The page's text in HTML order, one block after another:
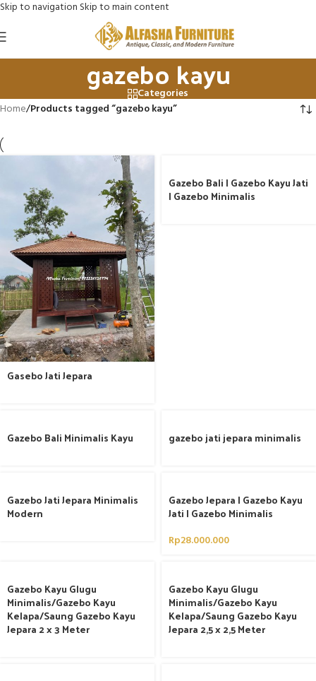
Skip to navigation Skip to main content
gazebo kayu
Categories
Home/Products tagged “gazebo kayu”
Gasebo Jati Jepara
Gazebo Bali | Gazebo Kayu Jati
| Gazebo Minimalis
Gazebo Bali Minimalis Kayu gazebo jati jepara minimalis
Gazebo Jati Jepara Minimalis
Modern
Gazebo Jepara | Gazebo Kayu
Jati | Gazebo Minimalis
Rp28.000.000
Gazebo Kayu Glugu
Minimalis/Gazebo Kayu
Kelapa/Saung Gazebo Kayu
Jepara 2 x 3 Meter
Gazebo Kayu Glugu
Minimalis/Gazebo Kayu
Kelapa/Saung Gazebo Kayu
Jepara 2,5 x 2,5 Meter